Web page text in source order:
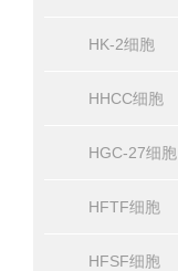
HK-2细胞
HHCC细胞
HGC-27细胞
HFTF细胞
HFSF细胞